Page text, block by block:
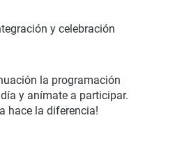
y celebración
la programación
y anímate a participar.
hace la diferencia!